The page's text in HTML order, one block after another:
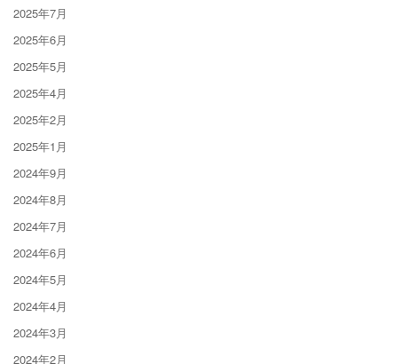
2025年7月
2025年6月
2025年5月
2025年4月
2025年2月
2025年1月
2024年9月
2024年8月
2024年7月
2024年6月
2024年5月
2024年4月
2024年3月
2024年2月